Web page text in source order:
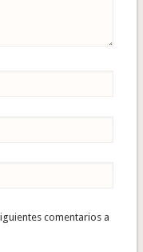
comentarios a